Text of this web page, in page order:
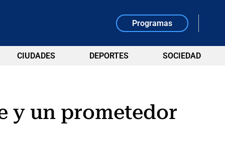
Programas
CIUDADES DEPORTES SOCIEDAD
y un prometedor